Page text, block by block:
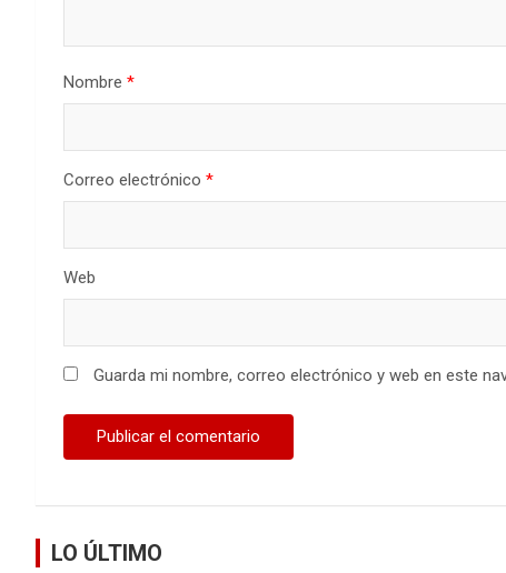
Nombre *
Correo electrónico *
Web
Guarda mi nombre, correo electrónico y web en este
LO ÚLTIMO